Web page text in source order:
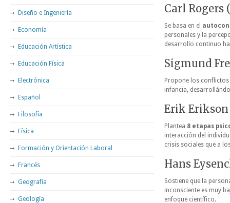
Carl Rogers
Se basa en el
personales y la
desarrollo continuo
Sigmund
Propone los
infancia,
Erik
Plantea 8 etapas
interacción del
crisis sociales que a
Hans
Sostiene que la
inconsciente es muy
enfoque científico.
Diseño e Ingeniería
Economía
Educación Artística
Educación Física
Electrónica
Español
Filosofía
Física
Formación y Orientación Laboral
Francés
Geografía
Geología